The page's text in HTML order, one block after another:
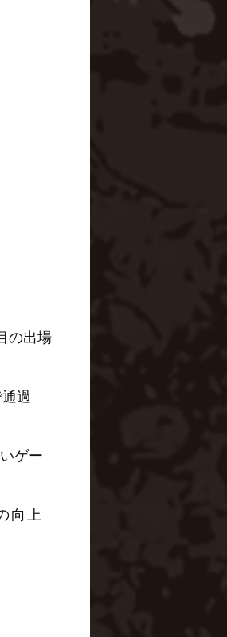
の出場
過
ゲー
向上